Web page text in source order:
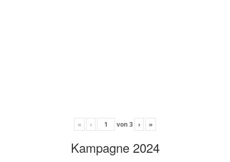
« ‹ von 3 › »
Kampagne 2024